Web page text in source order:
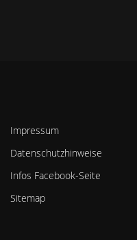
Impressum
Datenschutzhinweise
Infos Facebook-Seite
Sitemap